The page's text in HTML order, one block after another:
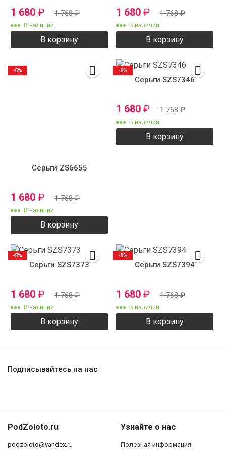
1 680 ₽ 1 768₽
В наличии
В корзину
1 680 ₽ 1 768₽
В наличии
В корзину
Серьги ZS6655
1 680 ₽ 1 768₽
В наличии
В корзину
-5%
Серьги SZS7346
1 680 ₽ 1 768₽
В наличии
В корзину
-5%
Серьги SZS7373
1 680 ₽ 1 768₽
В наличии
В корзину
-5%
Серьги SZS7394
1 680 ₽ 1 768₽
В наличии
В корзину
-5%
Подписывайтесь на нас
PodZoloto.ru
podzoloto@yandex.ru
Узнайте о нас
Полезная информация